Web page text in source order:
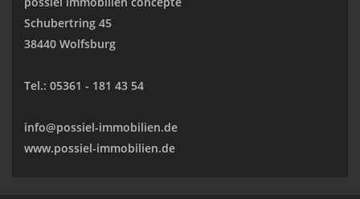
Schubertring 45
38440 Wolfsburg
Tel.: 05361 - 181 43 54
info@possiel-immobilien.de
www.possiel-immobilien.de